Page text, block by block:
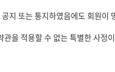
지 또는 통지하였음에도 회원이
을 적용할 수 없는 특별한 사정